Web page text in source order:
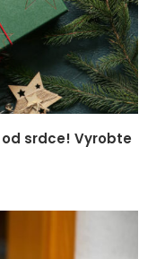
srdce! Vyrobte